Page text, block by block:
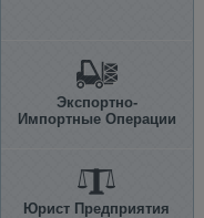
Экспортно-
Импортные Операции
Юрист Предприятия